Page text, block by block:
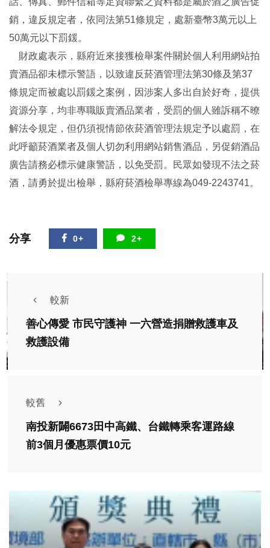
銷，違反規定者，依同法第51條規定，處新臺幣3萬元以上
50萬元以下罰鍰。
財政處表示，縣府近來接獲檢舉案件關於個人利用網站拍
賣酒品卻未標示警語，以致違反菸酒管理法第30條及第37
條規定而被處以罰鍰之案例，因涉案人多出自於好奇，提供
資源分享，均非專職販賣酒品業者，受罰的個人雖訴稱不暸
解法令規定，但仍須視情節依菸酒管理法規定予以處罰，在
此呼籲菸酒業者及個人切勿利用網站銷售酒品，另促銷酒品
廣告請務必標示健康警語，以免受罰。民眾如發現不法之菸
酒，請勇於提出檢舉，縣府菸酒檢舉專線為049-2243741。
分享 0+ 2+
較新
善心傳愛 市民守護神 一六營造捐贈救護車及
救護設備
較舊
南投新闢6673田中高鐵、台鐵轉乘客運路線
前3個月優惠票價10元